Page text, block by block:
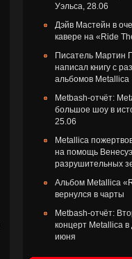
Уэльса, 28.06
Дэйв Мастейн в
кавере на «Ride
Писатель Мартин
написал книгу с
альбомов Metallica
Metbash-отчёт:
большое шоу в
25.06
Metallica
на помощь
разрушительных
Альбом Metallica
вернулся в чарты
Metbash-отчёт:
концерт Metallica в
июня